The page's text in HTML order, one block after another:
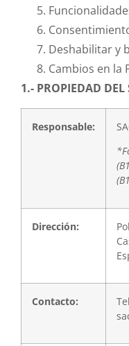
Deshabilitar y
Cambios en la
1.- PROPIEDAD DEL
Responsable:
Dirección:
Contacto: